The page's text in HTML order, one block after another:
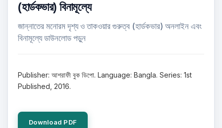
(হার্ডকভার) বিনামূল্যে
জান্নাতের মনোরম দৃশ্য ও তাকওয়ার গুরুত্ব (হার্ডকভার) অনলাইন এবং
বিনামূল্যে ডাউনলোড পড়ুন
Publisher: আশরাফী বুক ডিপো. Language: Bangla. Series: 1st
Published, 2016.
Download PDF